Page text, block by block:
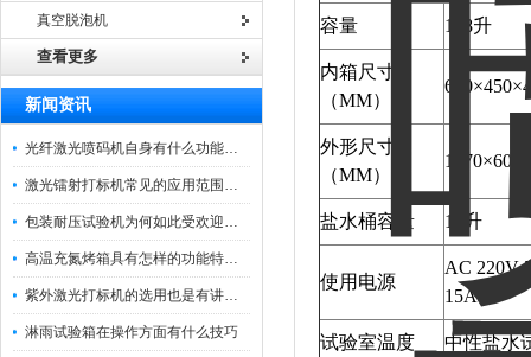
真空脱泡机
查看更多
新闻资讯
光纤激光喷码机自身有什么功能？不妨看看下文
激光镭射打标机常见的应用范围如下
包装耐压试验机为何如此受欢迎呢？
高温充氮烤箱具有怎样的功能特点呢？
紫外激光打标机的选用也是有讲究的
淋雨试验箱在操作方面有什么技巧
容量 108升
内箱尺寸
（MM）
外形尺寸
（MM）
盐水桶容量 15升
使用电源
AC 220V
15A
试验室温度 中性盐水